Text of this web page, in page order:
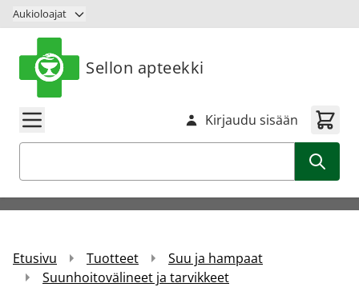
Siirry sisältöön
Aukioloajat
Sellon apteekki
Kirjaudu sisään
Etusivu Tuotteet
Suu ja hampaat
Suunhoitovälineet ja tarvikkeet